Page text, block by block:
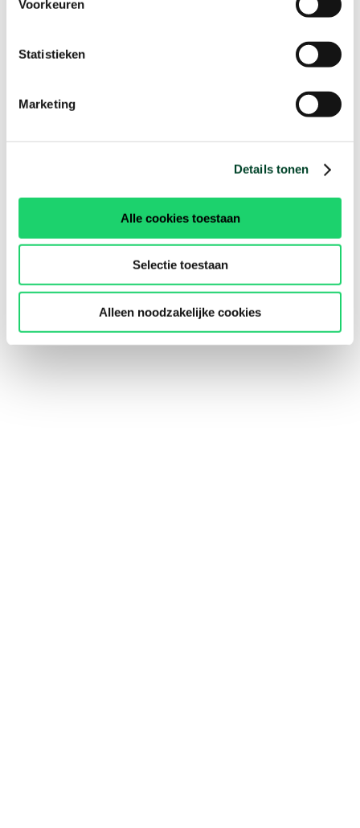
Voorkeuren
Statistieken
Marketing
Details tonen
Alle cookies toestaan
Selectie toestaan
Alleen noodzakelijke cookies